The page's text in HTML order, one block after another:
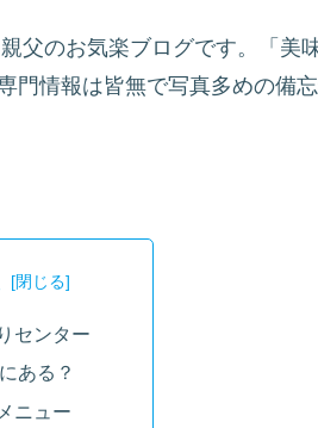
父のお気楽ブログです。「美
門情報は皆無で写真多めの備
センター
ある？
ニュー